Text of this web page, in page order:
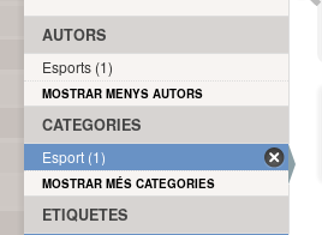
AUTORS
Esports (1)
MOSTRAR MENYS AUTORS
CATEGORIES
Esport (1)
MOSTRAR MÉS CATEGORIES
ETIQUETES